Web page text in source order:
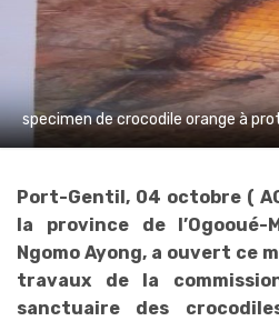
specimen de crocodile orange à
Port-Gentil, 04 octobre (
la province de l’Ogooué-
Ngomo Ayong, a ouvert ce
travaux de la
sanctuaire des